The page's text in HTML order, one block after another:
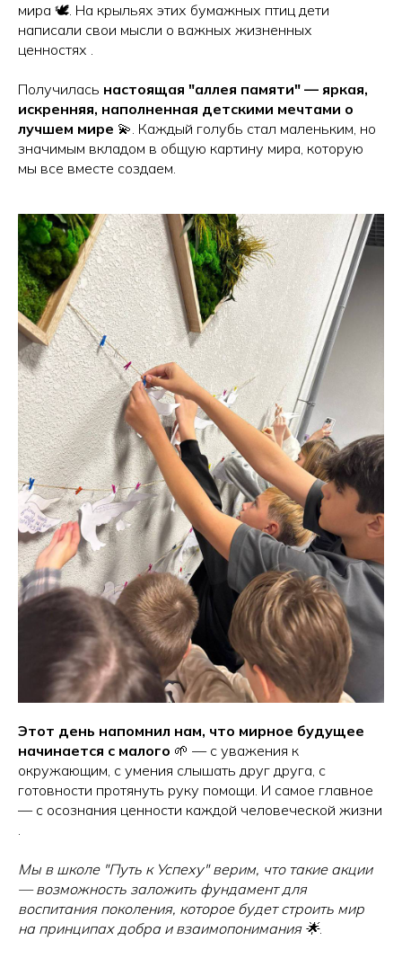
мира 🕊️. На крыльях этих бумажных птиц дети
написали свои мысли о важных жизненных
ценностях .
Получилась настоящая "аллея памяти" — яркая,
искренняя, наполненная детскими мечтами о
лучшем мире 💫. Каждый голубь стал маленьким, но
значимым вкладом в общую картину мира, которую
мы все вместе создаем.
Этот день напомнил нам, что мирное будущее
начинается с малого 🌱 — с уважения к
окружающим, с умения слышать друг друга, с
готовности протянуть руку помощи. И самое главное
— с осознания ценности каждой человеческой жизни
.
Мы в школе "Путь к Успеху" верим, что такие акции
— возможность заложить фундамент для
воспитания поколения, которое будет строить мир
на принципах добра и взаимопонимания 🌟.